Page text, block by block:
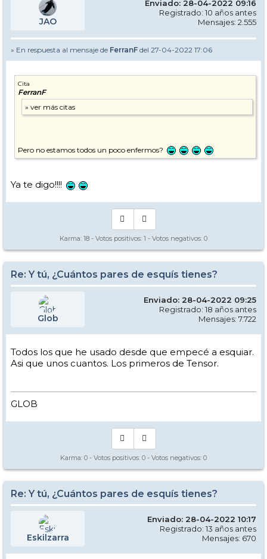
JAO
Enviado: 28-04-2022 09:16
Registrado: 10 años antes
Mensajes: 2.555
» En respuesta al mensaje de FerranF del 27-04-2022 17:06
Cita
FerranF
Pero no estamos todos un poco enfermos?
Ya te digo!!!!
Karma: 18 - Votos positivos: 1 - Votos negativos: 0
Re: Y tú, ¿Cuántos pares de esquís tienes?
Glob
Enviado: 28-04-2022 09:25
Registrado: 18 años antes
Mensajes: 7.722
Todos los que he usado desde que empecé a esquiar.
Asi que unos cuantos. Los primeros de Tensor.
GLOB
Karma: 0 - Votos positivos: 0 - Votos negativos: 0
Re: Y tú, ¿Cuántos pares de esquís tienes?
Eskilzarra
Enviado: 28-04-2022 10:17
Registrado: 13 años antes
Mensajes: 670